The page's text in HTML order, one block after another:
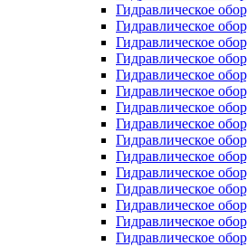
Гидравлическое
Гидравлическое
Гидравлическое
Гидравлическое
Гидравлическое
Гидравлическое
Гидравлическое
Гидравлическое
Гидравлическое
Гидравлическое
Гидравлическое
Гидравлическое
Гидравлическое
Гидравлическое
Гидравлическое